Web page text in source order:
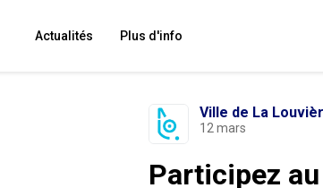
Actualités Plus d'info
Ville de La
12 mars
Participez